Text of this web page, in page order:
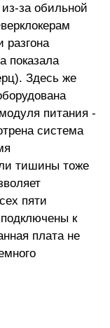
за обильной
показала
Здесь же
питания -
система
тишины тоже
пяти
к
плата не